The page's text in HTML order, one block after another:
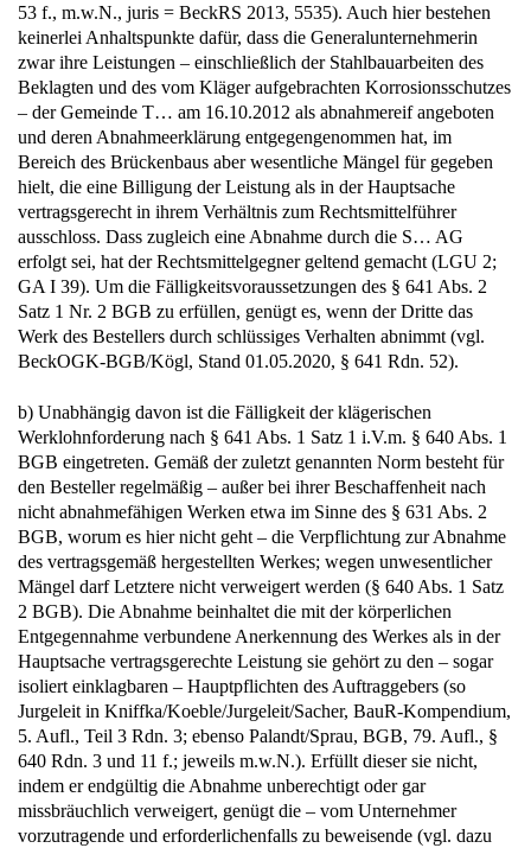
53 f., m.w.N., juris = BeckRS 2013, 5535). Auch hier bestehen
keinerlei Anhaltspunkte dafür, dass die Generalunternehmerin
zwar ihre Leistungen – einschließlich der Stahlbauarbeiten des
Beklagten und des vom Kläger aufgebrachten Korrosionsschutzes
– der Gemeinde T… am 16.10.2012 als abnahmereif angeboten
und deren Abnahmeerklärung entgegengenommen hat, im
Bereich des Brückenbaus aber wesentliche Mängel für gegeben
hielt, die eine Billigung der Leistung als in der Hauptsache
vertragsgerecht in ihrem Verhältnis zum Rechtsmittelführer
ausschloss. Dass zugleich eine Abnahme durch die S… AG
erfolgt sei, hat der Rechtsmittelgegner geltend gemacht (LGU 2;
GA I 39). Um die Fälligkeitsvoraussetzungen des § 641 Abs. 2
Satz 1 Nr. 2 BGB zu erfüllen, genügt es, wenn der Dritte das
Werk des Bestellers durch schlüssiges Verhalten abnimmt (vgl.
BeckOGK-BGB/Kögl, Stand 01.05.2020, § 641 Rdn. 52).
b) Unabhängig davon ist die Fälligkeit der klägerischen
Werklohnforderung nach § 641 Abs. 1 Satz 1 i.V.m. § 640 Abs. 1
BGB eingetreten. Gemäß der zuletzt genannten Norm besteht für
den Besteller regelmäßig – außer bei ihrer Beschaffenheit nach
nicht abnahmefähigen Werken etwa im Sinne des § 631 Abs. 2
BGB, worum es hier nicht geht – die Verpflichtung zur Abnahme
des vertragsgemäß hergestellten Werkes; wegen unwesentlicher
Mängel darf Letztere nicht verweigert werden (§ 640 Abs. 1 Satz
2 BGB). Die Abnahme beinhaltet die mit der körperlichen
Entgegennahme verbundene Anerkennung des Werkes als in der
Hauptsache vertragsgerechte Leistung sie gehört zu den – sogar
isoliert einklagbaren – Hauptpflichten des Auftraggebers (so
Jurgeleit in Kniffka/Koeble/Jurgeleit/Sacher, BauR-Kompendium,
5. Aufl., Teil 3 Rdn. 3; ebenso Palandt/Sprau, BGB, 79. Aufl., §
640 Rdn. 3 und 11 f.; jeweils m.w.N.). Erfüllt dieser sie nicht,
indem er endgültig die Abnahme unberechtigt oder gar
missbräuchlich verweigert, genügt die – vom Unternehmer
vorzutragende und erforderlichenfalls zu beweisende (vgl. dazu